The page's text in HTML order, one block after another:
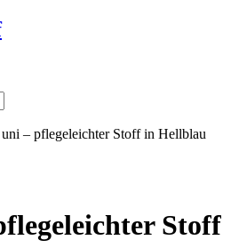
uni – pflegeleichter Stoff in Hellblau
Stoff